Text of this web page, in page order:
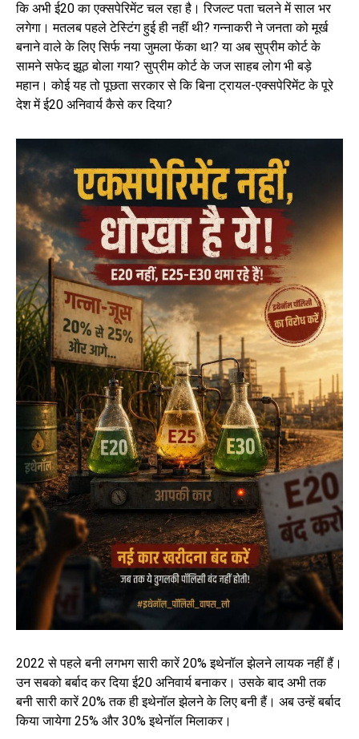
कि अभी ई20 का एक्सपेरिमेंट चल रहा है। रिजल्ट पता चलने में साल भर
लगेगा। मतलब पहले टेस्टिंग हुई ही नहीं थी? गन्नाकरी ने जनता को मूर्ख
बनाने वाले के लिए सिर्फ नया जुमला फेंका था? या अब सुप्रीम कोर्ट के
सामने सफेद झूठ बोला गया? सुप्रीम कोर्ट के जज साहब लोग भी बड़े
महान। कोई यह तो पूछता सरकार से कि बिना ट्रायल-एक्सपेरिमेंट के पूरे
देश में ई20 अनिवार्य कैसे कर दिया?
2022 से पहले बनी लगभग सारी कारें 20% इथेनॉल झेलने लायक नहीं हैं।
उन सबको बर्बाद कर दिया ई20 अनिवार्य बनाकर। उसके बाद अभी तक
बनी सारी कारें 20% तक ही इथेनॉल झेलने के लिए बनी हैं। अब उन्हें बर्बाद
किया जायेगा 25% और 30% इथेनॉल मिलाकर।